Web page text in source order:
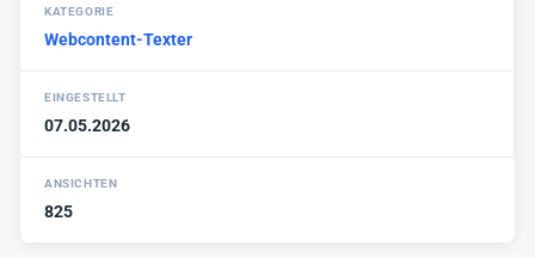
Werbe-Texter
Print-Texter
KATEGORIE
Webcontent-Texter
EINGESTELLT
07.05.2026
ANSICHTEN
825